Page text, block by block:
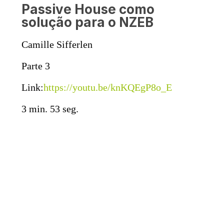
Passive House como
solução para o NZEB
Camille Sifferlen
Parte 3
Link:https://youtu.be/knKQEgP8o_E
3 min. 53 seg.